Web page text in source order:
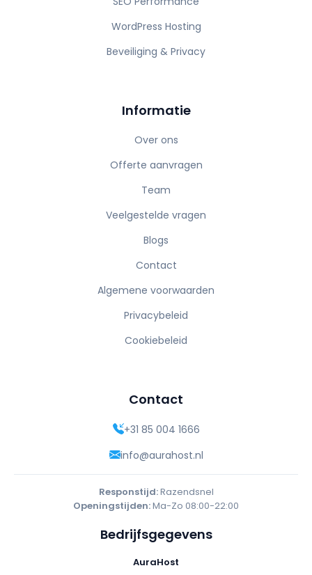
WordPress Hosting
Beveiliging & Privacy
Informatie
Over ons
Offerte aanvragen
Team
Veelgestelde vragen
Blogs
Contact
Algemene voorwaarden
Privacybeleid
Cookiebeleid
Contact
+31 85 004 1666
info@aurahost.nl
Responstijd:Razendsnel
Openingstijden:Ma-Zo 08:00-22:00
Bedrijfsgegevens
AuraHost